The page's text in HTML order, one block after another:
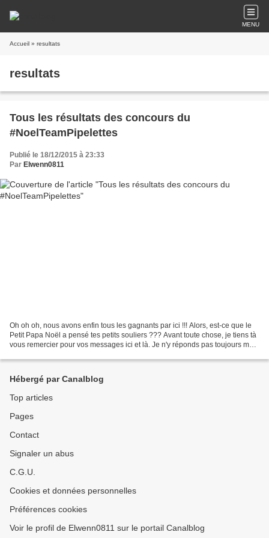
MENU
Accueil » resultats
resultats
Tous les résultats des concours du
#NoelTeamPipelettes
Publié le 18/12/2015 à 23:33
Par Elwenn0811
Oh oh oh, nous avons enfin tous les gagnants par ici !!! Alors, est-ce que le
Petit Papa Noël a pensé tes petits souliers ??? Avant toute chose, je tiens tà
vous remercier pour vos messages ici et là. Je n'y réponds pas toujours mais
Hébergé par Canalblog
Top articles
Pages
Contact
Signaler un abus
C.G.U.
Cookies et données personnelles
Préférences cookies
Voir le profil de Elwenn0811 sur le portail Canalblog